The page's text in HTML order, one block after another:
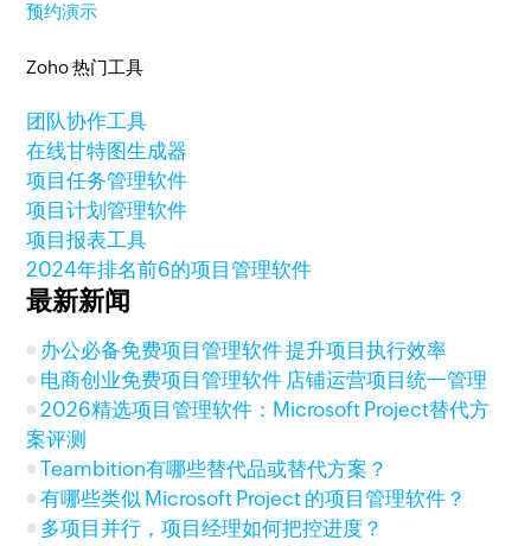
预约演示
Zoho 热门工具
团队协作工具
在线甘特图生成器
项目任务管理软件
项目计划管理软件
项目报表工具
2024年排名前6的项目管理软件
最新新闻
办公必备免费项目管理软件 提升项目执行效率
电商创业免费项目管理软件 店铺运营项目统一管理
2026精选项目管理软件：Microsoft Project替代方
案评测
Teambition有哪些替代品或替代方案？
有哪些类似 Microsoft Project 的项目管理软件？
多项目并行，项目经理如何把控进度？